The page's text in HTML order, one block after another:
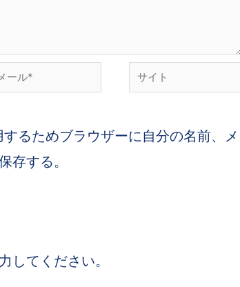
るためブラウザーに自分の名前、メ
存する。
してください。